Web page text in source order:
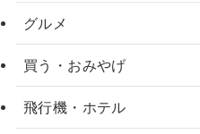
グルメ
買う・おみやげ
飛行機・ホテル